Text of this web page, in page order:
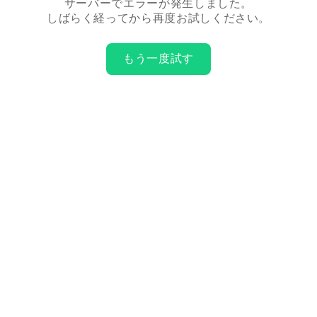
サーバーでエラーが発生しました。
しばらく経ってから再度お試しください。
もう一度試す